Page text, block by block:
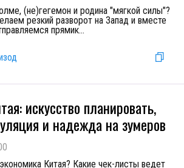
(не)гегемон и родина "мягкой силы"?
резкий разворот на Запад и вместе
прямик...
искусство планировать,
и надежда на зумеров
Китая? Какие чек-листы ведет